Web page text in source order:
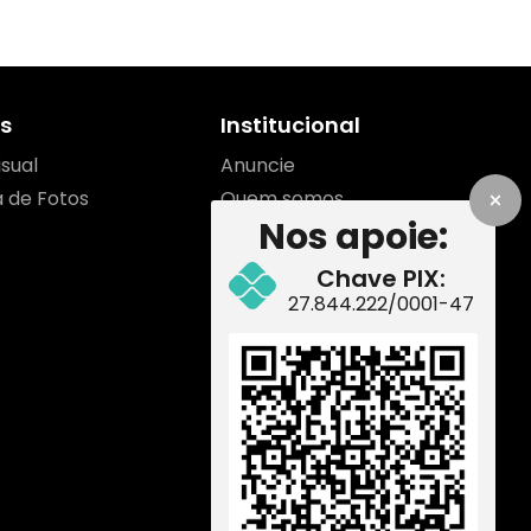
Nos apoie:
Chave PIX:
27.844.222/0001-47
de Fotos
Institucional
Anuncie
Quem somos
Contato
Equipe
Como apoiar
Redes Sociais